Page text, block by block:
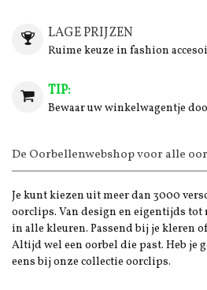
LAGE PRIJZEN
Ruime keuze in fashion
TIP:
Bewaar uw winkelwagentje
De Oorbellenwebshop voor alle
Je kunt kiezen uit meer dan 3000
oorclips. Van design en eigentijds tot
in alle kleuren. Passend bij je kleren
Altijd wel een oorbel die past. Heb je
eens bij onze collectie oorclips.